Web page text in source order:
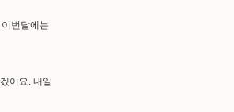
번달에는
어요. 내일